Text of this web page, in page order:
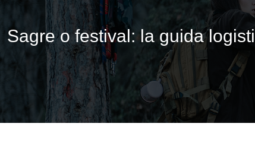
Sagre o festival: la guida